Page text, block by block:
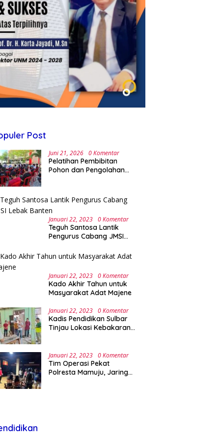
Post
Juni 21, 2026 0 Komentar
Pelatihan Pembibitan
Pohon dan Pengolahan
Green Campus di UPA
Laboratorium Terpadu
Januari 22, 2023 0 Komentar
Teguh Santosa Lantik
Pengurus Cabang JMSI
Januari 22, 2023 0 Komentar
Kado Akhir Tahun untuk
Masyarakat Adat Majene
Januari 22, 2023 0 Komentar
Kadis Pendidikan Sulbar
Tinjau Lokasi Kebakaran
Januari 22, 2023 0 Komentar
Tim Operasi Pekat
Polresta Mamuju, Jaring